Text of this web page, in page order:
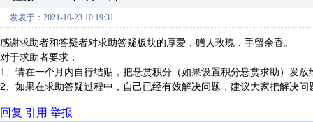
发表于：2021-10-23 10:19:31
感谢求助者和答疑者对求助答疑板块的厚爱，赠人玫瑰，手留余香。
对于求助者要求：
1、请在一个月内自行结贴，把悬赏积分（如果设置积分悬赏求助）发放
2、如果在求助答疑过程中，自己已经有效解决问题，建议大家把解决
回复 引用 举报